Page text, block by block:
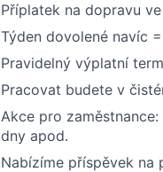
Příplatek na dopravu
Týden dovolené navíc
Pravidelný výplatní
Pracovat budete v
Akce pro
dny apod.
Nabízíme příspěvek